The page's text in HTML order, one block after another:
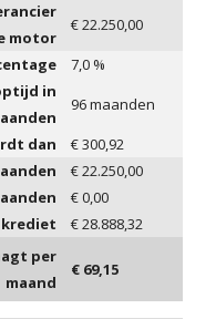
motor
€22.250,00
7,0 %
in
96maanden
dan
€300,92
€22.250,00
€0,00
€28.888,32
per
maand
€ 69,15